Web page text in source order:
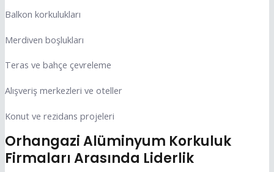
Balkon korkulukları
Merdiven boşlukları
Teras ve bahçe çevreleme
Alışveriş merkezleri ve oteller
Konut ve rezidans projeleri
Orhangazi Alüminyum Korkuluk
Firmaları Arasında Liderlik